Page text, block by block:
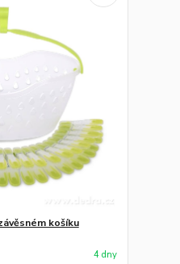
košíku
4 dny